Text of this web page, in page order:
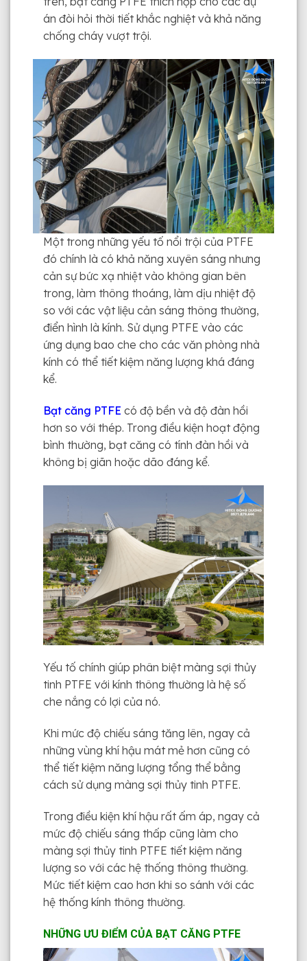
án đòi hỏi thời tiết khắc nghiệt và khả năng
chống cháy vượt trội.
Một trong những yếu tố nổi trội của PTFE
đó chính là có khả năng xuyên sáng nhưng
cản sự bức xạ nhiệt vào không gian bên
trong, làm thông thoáng, làm dịu nhiệt độ
so với các vật liệu cản sáng thông thường,
điển hình là kính. Sử dụng PTFE vào các
ứng dụng bao che cho các văn phòng nhà
kính có thể tiết kiệm năng lượng khá đáng
kể.
Bạt căng PTFE có độ bền và độ đàn hồi
hơn so với thép. Trong điều kiện hoạt động
bình thường, bạt căng có tính đàn hồi và
không bị giãn hoặc dão đáng kể.
Yếu tố chính giúp phân biệt màng sợi thủy
tinh PTFE với kính thông thường là hệ số
che nắng có lợi của nó.
Khi mức độ chiếu sáng tăng lên, ngay cả
những vùng khí hậu mát mẻ hơn cũng có
thể tiết kiệm năng lượng tổng thể bằng
cách sử dụng màng sợi thủy tinh PTFE.
Trong điều kiện khí hậu rất ấm áp, ngay cả
mức độ chiếu sáng thấp cũng làm cho
màng sợi thủy tinh PTFE tiết kiệm năng
lượng so với các hệ thống thông thường.
Mức tiết kiệm cao hơn khi so sánh với các
hệ thống kính thông thường.
NHỮNG ƯU ĐIỂM CỦA BẠT CĂNG PTFE